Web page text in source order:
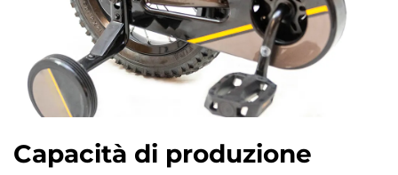
Capacità di produzione